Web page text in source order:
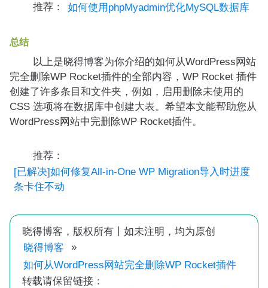
推荐： 如何使用phpMyadmin优化MySQL数据库
总结
以上是晓得博客为你介绍的如何从WordPress网站
完全删除WP Rocket插件的全部内容，WP Rocket 插件
创建了许多条目和文件夹，例如，启用删除未使用的
CSS 选项将在数据库中创建大表。希望本文能帮助您从
WordPress网站中完删除WP Rocket插件。
推荐：
[已解决]如何修复All-in-One WP Migration导入时进度
条卡住不动
晓得博客，版权所有丨如未注明，均为原创
晓得博客
»
如何从WordPress网站完全删除WP Rocket插件
转载请保留链接：